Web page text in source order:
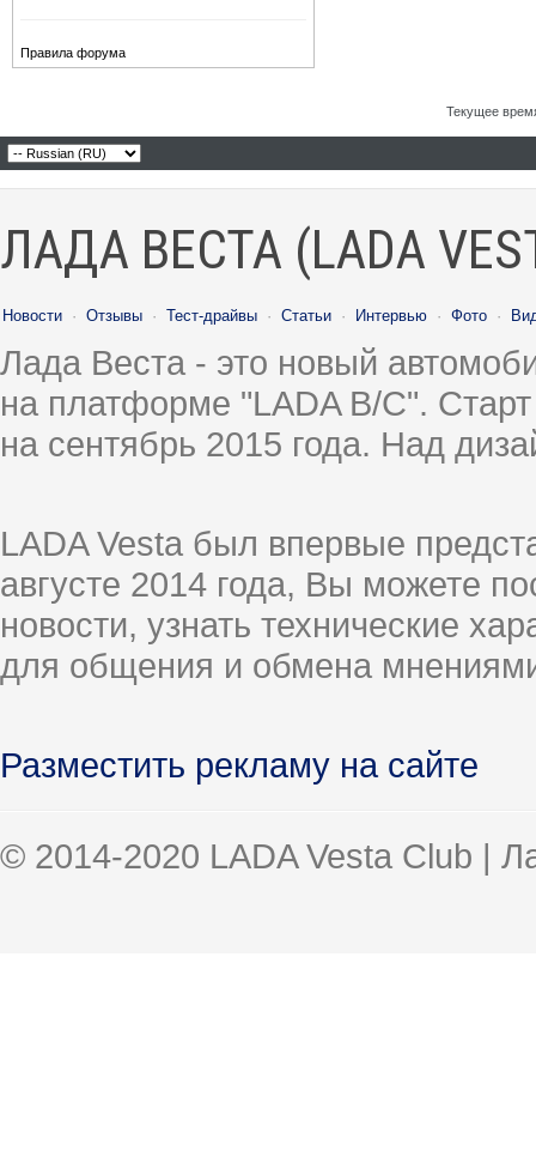
Правила форума
Текущее
ЛАДА ВЕСТА (LADA
Новости · Отзывы · Тест-драйвы · Статьи · Интервью · Фото ·
Лада Веста - это новый
на платформе "LADA B/C".
на сентябрь 2015 года. Над
LADA Vesta был впервые
августе 2014 года, Вы можете
новости, узнать технические
для общения и обмена
Разместить рекламу на сайте
© 2014-2020 LADA Vesta Club |